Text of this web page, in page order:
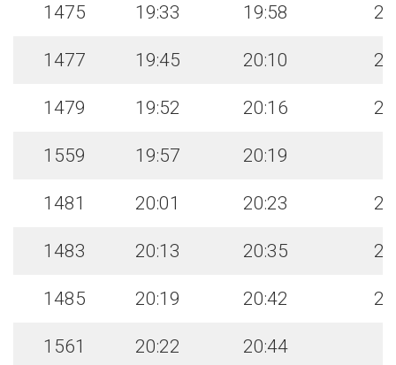
1475 19:33 19:58
1477 19:45 20:10
1479 19:52 20:16
1559 19:57 20:19
1481 20:01 20:23
1483 20:13 20:35
1485 20:19 20:42
1561 20:22 20:44